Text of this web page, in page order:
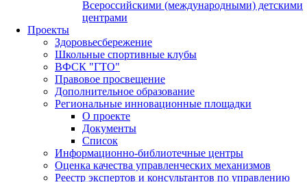
Всероссийскими (международными) детскими
центрами
Проекты
Здоровьесбережение
Школьные спортивные клубы
ВФСК "ГТО"
Правовое просвещение
Дополнительное образование
Региональные инновационные площадки
О проекте
Документы
Список
Информационно-библиотечные центры
Оценка качества управленческих механизмов
Реестр экспертов и консультантов по управлению